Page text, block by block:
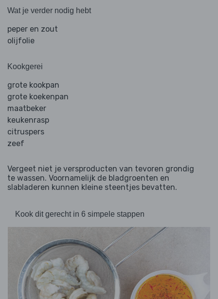
Wat je verder nodig hebt
peper en zout
olijfolie
Kookgerei
grote kookpan
grote koekenpan
maatbeker
keukenrasp
citruspers
zeef
Vergeet niet je versproducten van tevoren grondig
te wassen. Voornamelijk de bladgroenten en
slabladeren kunnen kleine steentjes bevatten.
Kook dit gerecht in 6 simpele stappen